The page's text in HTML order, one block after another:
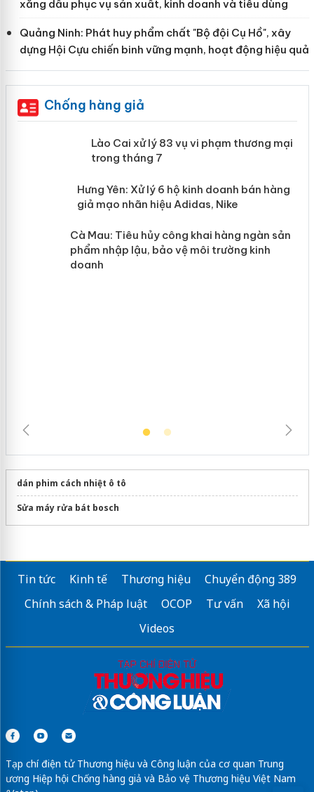
xăng dầu phục vụ sản xuất, kinh doanh và tiêu dùng
Quảng Ninh: Phát huy phẩm chất "Bộ đội Cụ Hồ", xây
dựng Hội Cựu chiến binh vững mạnh, hoạt động hiệu quả
Chống hàng giả
Lào Cai xử lý 83 vụ vi phạm thương
mại trong tháng 7
Hưng Yên: Xử lý 6 hộ kinh doanh bán
hàng giả mạo nhãn hiệu Adidas, Nike
dán phim cách nhiệt ô tô
Sửa máy rửa bát bosch
Tin tức Kinh tế Thương hiệu
Chuyển động 389
Chính sách & Pháp luật
OCOP Tư vấn
Xã hội
Videos
Tạp chí điện tử Thương hiệu và Công luận của cơ quan Trung
ương Hiệp hội Chống hàng giả và Bảo vệ Thương hiệu Việt Nam